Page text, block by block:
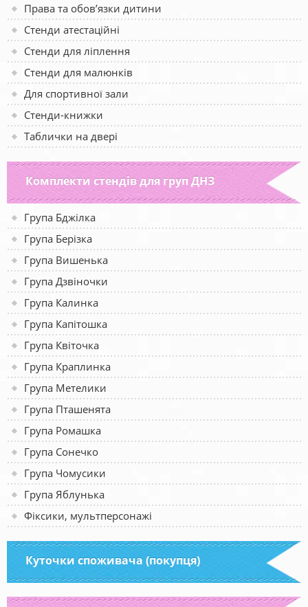
Права та обов’язки дитини
Стенди атестаційні
Стенди для ліплення
Стенди для малюнків
Для спортивної зали
Стенди-книжки
Таблички на двері
Комплекти стендів для груп ДНЗ
Група Бджілка
Група Берізка
Група Вишенька
Група Дзвіночки
Група Калинка
Група Капітошка
Група Квіточка
Група Краплинка
Група Метелики
Група Пташенята
Група Ромашка
Група Сонечко
Група Чомусики
Група Яблунька
Фіксики, мультперсонажі
Куточки споживача (покупця)